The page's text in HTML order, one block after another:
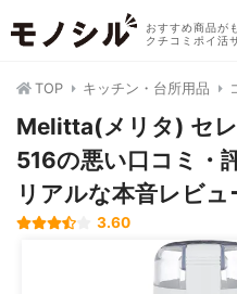
おすすめ商品が
クチコミポイ活
TOP キッチン・台所用品
Melitta(メリタ) セ
516の悪い口コミ・
リアルな本音レビュ
3.60